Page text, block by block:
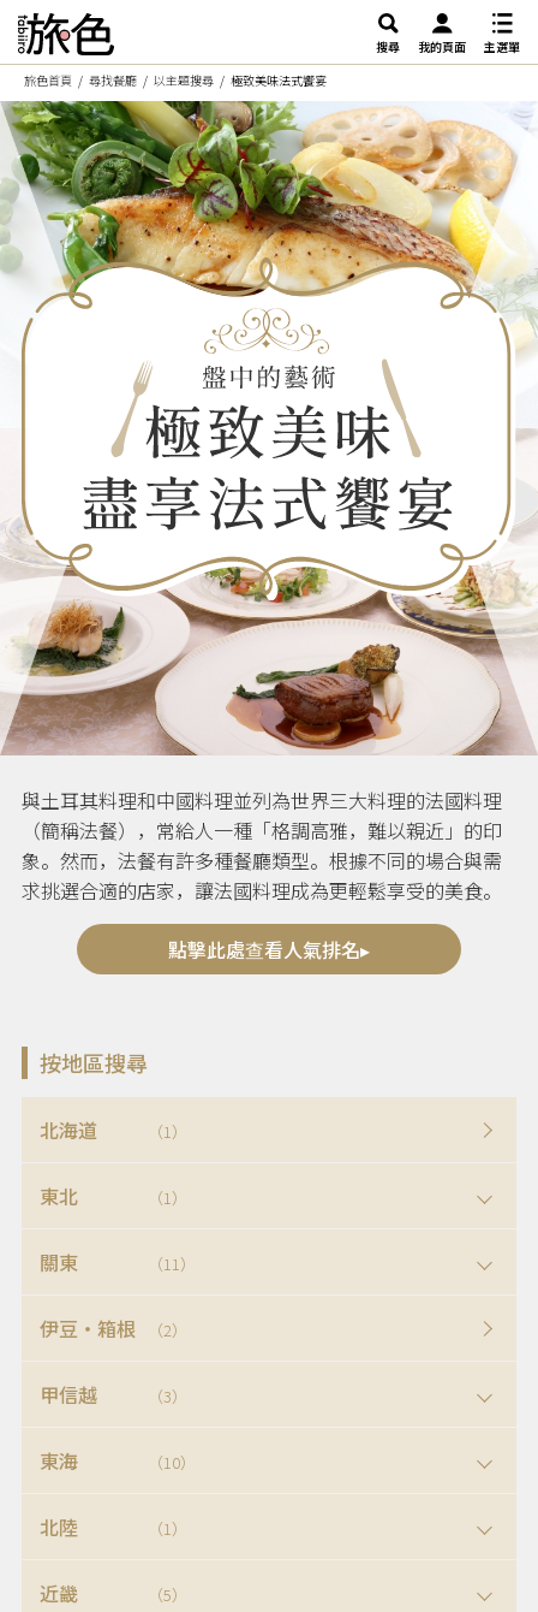
搜尋 我的頁面
主選單
旅色首頁
尋找餐廳 以主題搜尋 極致美味法式饗宴
與土耳其料理和中國料理並列為世界三大料理的法國料理
（簡稱法餐），常給人一種「格調高雅，難以親近」的印
象。然而，法餐有許多種餐廳類型。根據不同的場合與需
求挑選合適的店家，讓法國料理成為更輕鬆享受的美食。
點擊此處查看人氣排名▸
按地區搜尋
北海道 （1）
東北 （1）
關東 （11）
伊豆・箱根 （2）
甲信越 （3）
東海 （10）
北陸 （1）
近畿 （5）